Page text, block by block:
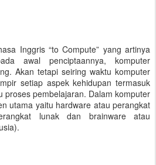
Inggris “to Compute” yang artinya
awal penciptaannya, komputer
Akan tetapi seiring waktu komputer
setiap aspek kehidupan termasuk
proses pembelajaran. Dalam komputer
utama yaitu hardware atau perangkat
lunak dan brainware atau